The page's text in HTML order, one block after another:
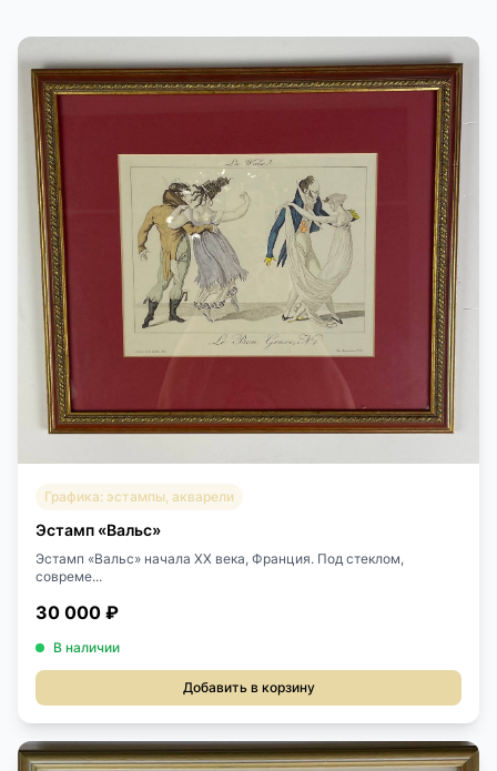
Графика: эстампы, акварели
Эстамп «Вальс»
Эстамп «Вальс» начала XX века, Франция. Под стеклом,
совреме...
30 000 ₽
В наличии
Добавить в корзину